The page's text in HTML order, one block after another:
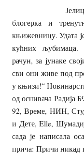
Јелица
блогерка и
књижевницу. Удата
кућних љубимаца.
рачун, за јунаке
сви они живе под
у књизи!“
од оснивача Радија
92, Време, НИН,
и Дете, Elle,
сада је написала
прича: Причи никад